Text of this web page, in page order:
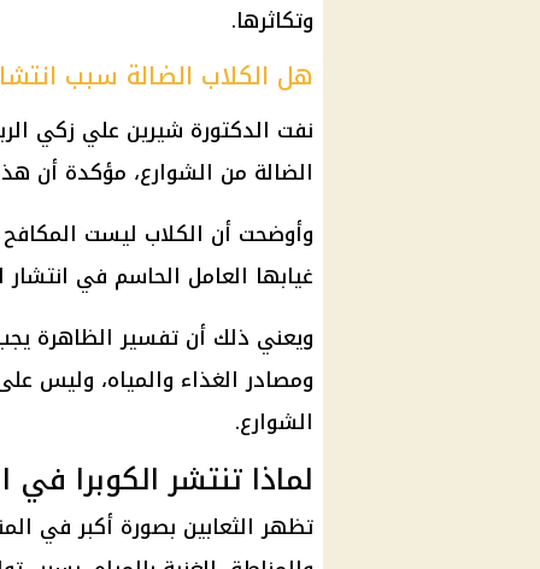
وتكاثرها.
هل الكلاب الضالة سبب
نفت الدكتورة شيرين علي زكي
الضالة من الشوارع، مؤكدة أن
وأوضحت أن الكلاب ليست المكافح
غيابها العامل الحاسم في انتشار
ويعني ذلك أن تفسير الظاهرة يجب
ومصادر الغذاء والمياه، وليس
الشوارع.
لماذا تنتشر الكوبرا في
تظهر الثعابين بصورة أكبر في